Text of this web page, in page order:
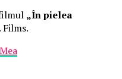
„În pielea
Films.